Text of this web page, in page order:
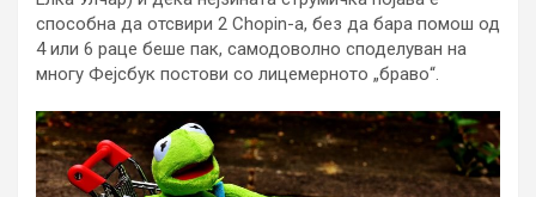
способна да отсвири 2 Chopin-а, без да бара помош од
4 или 6 раце беше пак, самодоволно споделуван на
многу Фејсбук постови со лицемерното „браво“.